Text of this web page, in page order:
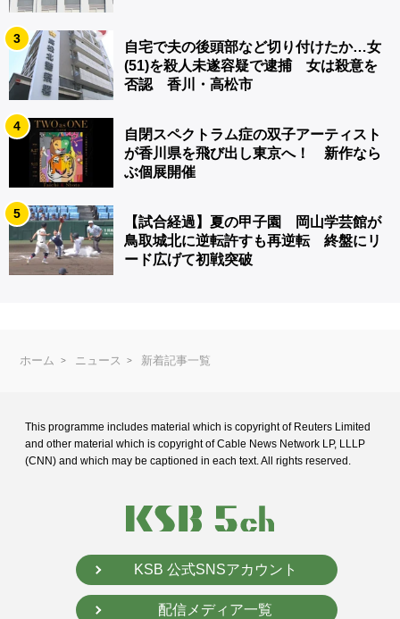
3
自宅で夫の後頭部など切り付けたか…女
(51)を殺人未遂容疑で逮捕 女は殺意を
否認 香川・高松市
4
自閉スペクトラム症の双子アーティスト
が香川県を飛び出し東京へ！ 新作なら
ぶ個展開催
5
【試合経過】夏の甲子園 岡山学芸館が
鳥取城北に逆転許すも再逆転 終盤にリ
ード広げて初戦突破
ホーム ニュース 新着記事一覧
This programme includes material which is copyright of Reuters Limited
and other material which is copyright of Cable News Network LP, LLLP
(CNN) and which may be captioned in each text. All rights reserved.
KSB 公式SNSアカウント
配信メディア一覧